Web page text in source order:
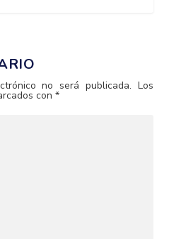
no será publicada. Los
con*